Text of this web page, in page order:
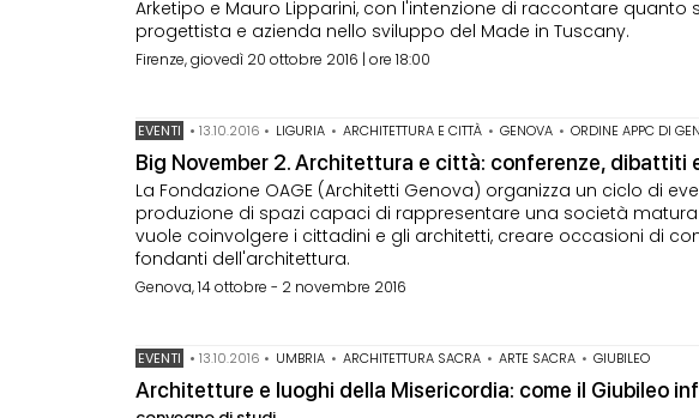
Arketipo e Mauro Lipparini, con l'intenzione di raccontare
progettista e azienda nello sviluppo del Made in Tuscany.
Firenze, giovedì 20 ottobre 2016 | ore 18:00
EVENTI •13.10.2016 • LIGURIA • ARCHITETTURA E CITTÀ • GENOVA • ORDINE APPC DI
Big November 2. Architettura e città: conferenze, dibattiti
La Fondazione OAGE (Architetti Genova) organizza un ciclo di
produzione di spazi capaci di rappresentare una società
vuole coinvolgere i cittadini e gli architetti, creare occasioni di
fondanti dell'architettura.
Genova, 14 ottobre - 2 novembre 2016
EVENTI •13.10.2016 • UMBRIA • ARCHITETTURA SACRA • ARTE SACRA • GIUBILEO
Architetture e luoghi della Misericordia: come il Giubileo